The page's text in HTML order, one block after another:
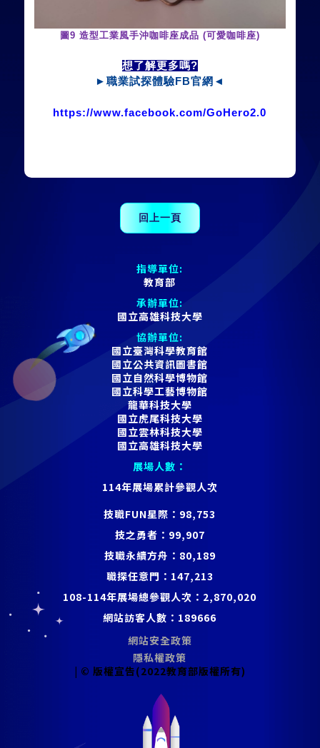
圖 9 造型工業風手沖咖啡座成品 (可愛咖啡座)
想了解更多嗎?
► 職業試探體驗FB官網 ◄
https://www.facebook.com/GoHero2.0
指導單位:
教育部
承辦單位:
國立高雄科技大學
協辦單位:
國立臺灣科學教育館
國立公共資訊圖書館
國立自然科學博物館
國立科學工藝博物館
龍華科技大學
國立虎尾科技大學
國立雲林科技大學
國立高雄科技大學
展場人數：
114年展場累計參觀人次
技職FUN星際： 98,753
技之勇者： 99,907
技職永續方舟： 80,189
職探任意門： 147,213
108-114年展場總參觀人次： 2,870,020
網站訪客人數： 189666
網站安全政策
隱私權政策
| © 版權宣告(2022教育部版權所有)